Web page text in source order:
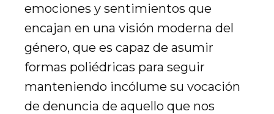
emociones y sentimientos que
encajan en una visión moderna del
género, que es capaz de asumir
formas poliédricas para seguir
manteniendo incólume su vocación
de denuncia de aquello que nos